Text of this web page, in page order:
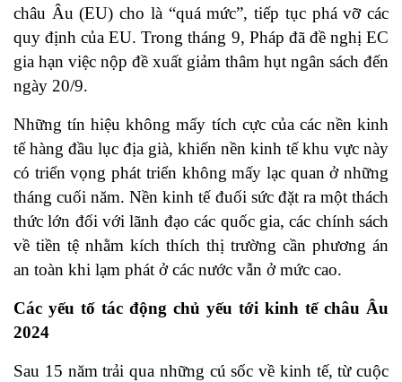
châu Âu (EU) cho là “quá mức”, tiếp tục phá vỡ các
quy định của EU. Trong tháng 9, Pháp đã đề nghị EC
gia hạn việc nộp đề xuất giảm thâm hụt ngân sách đến
ngày 20/9.
Những tín hiệu không mấy tích cực của các nền kinh
tế hàng đầu lục địa già, khiến nền kinh tế khu vực này
có triển vọng phát triển không mấy lạc quan ở những
tháng cuối năm. Nền kinh tế đuối sức đặt ra một thách
thức lớn đối với lãnh đạo các quốc gia, các chính sách
về tiền tệ nhằm kích thích thị trường cần phương án
an toàn khi lạm phát ở các nước vẫn ở mức cao.
Các yếu tố tác động chủ yếu tới kinh tế châu Âu
2024
Sau 15 năm trải qua những cú sốc về kinh tế, từ cuộc